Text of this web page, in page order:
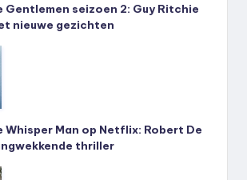
Gentlemen seizoen 2: Guy Ritchie
nieuwe gezichten
Whisper Man op Netflix: Robert De
thriller